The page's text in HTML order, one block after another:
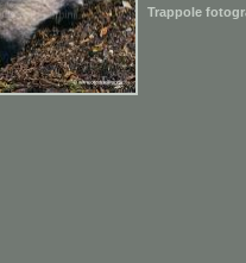
Trappole